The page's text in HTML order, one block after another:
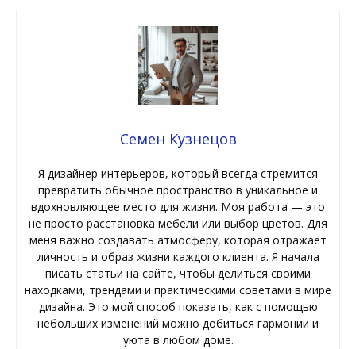
Семен Кузнецов
Я дизайнер интерьеров, который всегда стремится
превратить обычное пространство в уникальное и
вдохновляющее место для жизни. Моя работа — это
не просто расстановка мебели или выбор цветов. Для
меня важно создавать атмосферу, которая отражает
личность и образ жизни каждого клиента. Я начала
писать статьи на сайте, чтобы делиться своими
находками, трендами и практическими советами в мире
дизайна. Это мой способ показать, как с помощью
небольших изменений можно добиться гармонии и
уюта в любом доме.